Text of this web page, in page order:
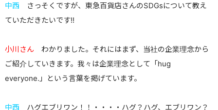
中西 さっそくですが、東急百貨店さんのSDGsについて教え
ていただきたいです!!
小川さん
わかりました。それにはまず、当社の企業理念から
ご紹介していきます。我々は企業理念として「hug
everyone.」という言葉を掲げています。
中西 ハグエブリワン！！・・・・ハグ？ハグ、エブリワン？